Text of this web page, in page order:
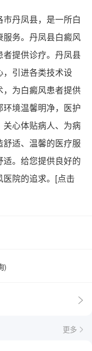
丹凤县，是一所白
务。丹凤县白癜风
提供诊疗。丹凤县
引进各类技术设
为白癜风患者提供
境温馨明净，医护
心体贴病人、为病
适、温馨的医疗服
。给您提供良好的
院的追求。 [点击
)
更多